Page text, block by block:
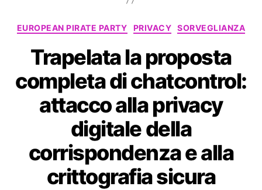
Categorie
EUROPEAN PIRATE PARTY PRIVACY SORVEGLIANZA
Trapelata la proposta
completa di chatcontrol:
attacco alla privacy
digitale della
corrispondenza e alla
crittografia sicura